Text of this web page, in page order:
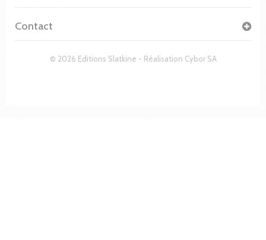
© 2026 Editions Slatkine - Réalisation Cybor SA
Contact